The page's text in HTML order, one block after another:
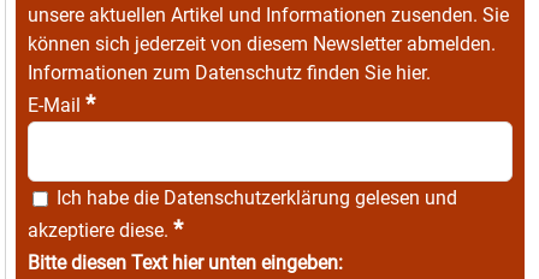
unsere aktuellen Artikel und Informationen zusenden. Sie
können sich jederzeit von diesem Newsletter abmelden.
Informationen zum Datenschutz finden Sie hier.
E-Mail *
Ich habe die Datenschutzerklärung gelesen und
akzeptiere diese. *
Bitte diesen Text hier unten eingeben: